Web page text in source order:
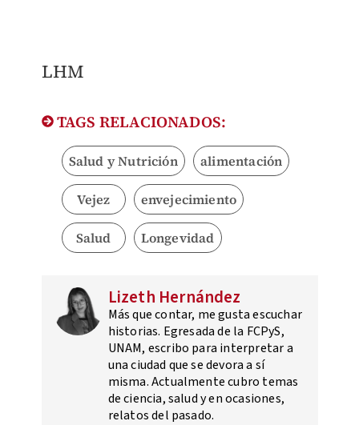
LHM
TAGS RELACIONADOS:
Salud y Nutrición alimentación
Vejez envejecimiento
Salud Longevidad
Lizeth Hernández
Más que contar, me gusta escuchar
historias. Egresada de la FCPyS,
UNAM, escribo para interpretar a
una ciudad que se devora a sí
misma. Actualmente cubro temas
de ciencia, salud y en ocasiones,
relatos del pasado.